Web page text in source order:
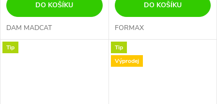
DO KOŠÍKU
DAM MADCAT
DO KOŠÍKU
FORMAX
Tip
Tip
Výprodej